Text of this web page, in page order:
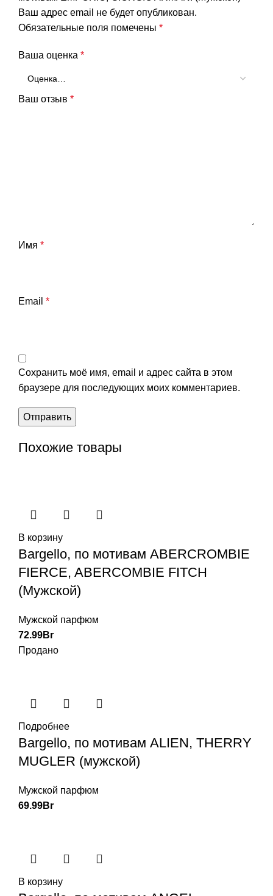
Ваш адрес email не будет опубликован.
Обязательные поля помечены *
Ваша оценка *
Ваш отзыв *
Имя *
Email *
Сохранить моё имя, email и адрес сайта в этом
браузере для последующих моих комментариев.
Похожие товары
В корзину
Bargello, по мотивам ABERCROMBIE
FIERCE, ABERCOMBIE FITCH
(Мужской)
Мужской парфюм
72.99Br
Продано
Подробнее
Bargello, по мотивам ALIEN, THERRY
MUGLER (мужской)
Мужской парфюм
69.99Br
В корзину